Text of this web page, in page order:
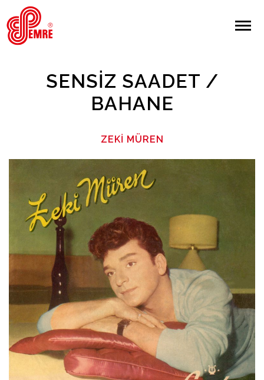
EMRE PLAK
ARAMA
Anasayfa
Hakkımızda
Sanatçılar
Albümler
İletişim
en
SENSIZ SAADET /
BAHANE
ZEKI MÜREN